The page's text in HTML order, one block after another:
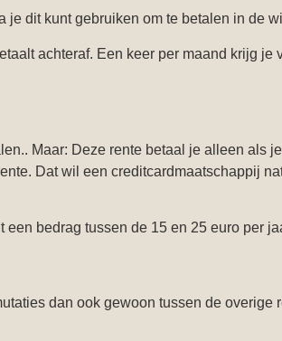
je dit kunt gebruiken om te betalen in de
achteraf. Een keer per maand krijg
Maar: Deze rente betaal je alleen als
Dat wil een creditcardmaatschappij
bedrag tussen de 15 en 25 euro per
dan ook gewoon tussen de